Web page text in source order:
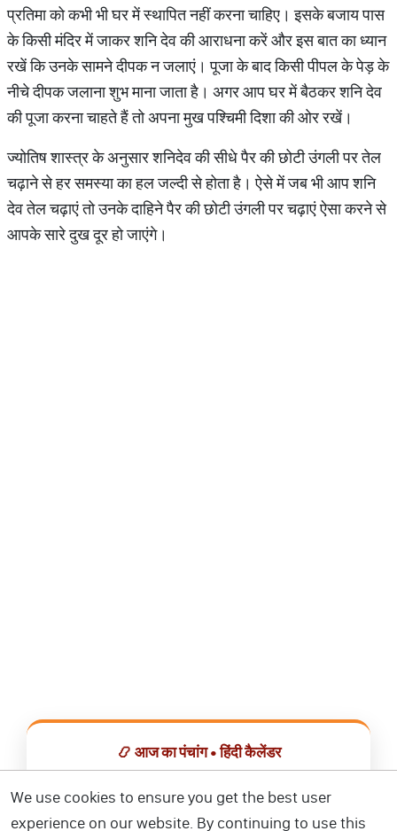
प्रतिमा को कभी भी घर में स्थापित नहीं करना चाहिए। इसके बजाय पास
के किसी मंदिर में जाकर शनि देव की आराधना करें और इस बात का ध्यान
रखें कि उनके सामने दीपक न जलाएं। पूजा के बाद किसी पीपल के पेड़ के
नीचे दीपक जलाना शुभ माना जाता है। अगर आप घर में बैठकर शनि देव
की पूजा करना चाहते हैं तो अपना मुख पश्चिमी दिशा की ओर रखें।
ज्योतिष शास्त्र के अनुसार शनिदेव की सीधे पैर की छोटी उंगली पर तेल
चढ़ाने से हर समस्या का हल जल्दी से होता है। ऐसे में जब भी आप शनि
देव तेल चढ़ाएं तो उनके दाहिने पैर की छोटी उंगली पर चढ़ाएं ऐसा करने से
आपके सारे दुख दूर हो जाएंगे।
📿 आज का पंचांग • हिंदी कैलेंडर
We use cookies to ensure you get the best user
experience on our website. By continuing to use this